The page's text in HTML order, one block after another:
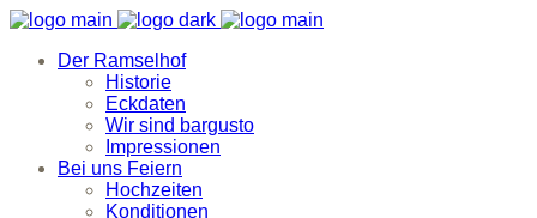
Der Ramselhof
Historie
Eckdaten
Wir sind bargusto
Impressionen
Bei uns Feiern
Hochzeiten
Konditionen